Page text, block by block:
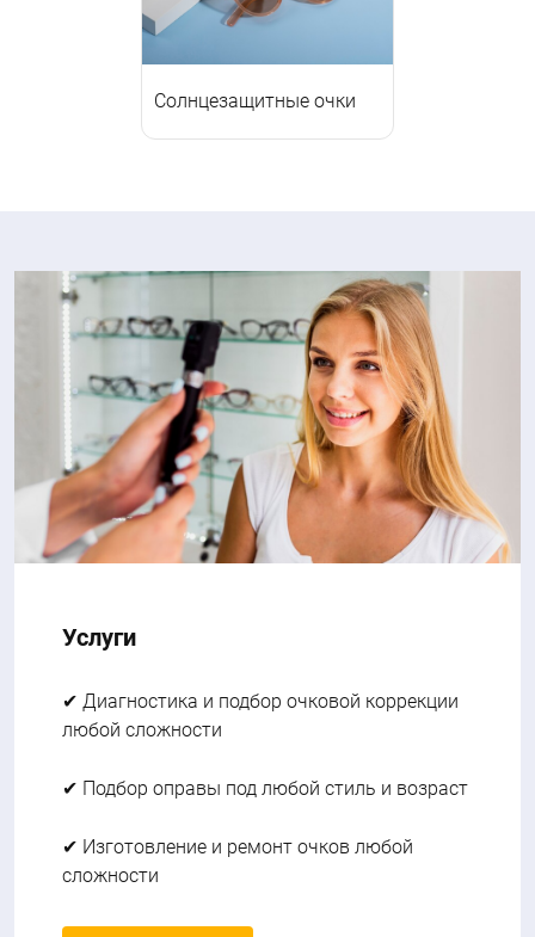
Солнцезащитные очки
Услуги
✔ Диагностика и подбор очковой коррекции
любой сложности
✔ Подбор оправы под любой стиль и возраст
✔ Изготовление и ремонт очков любой
сложности